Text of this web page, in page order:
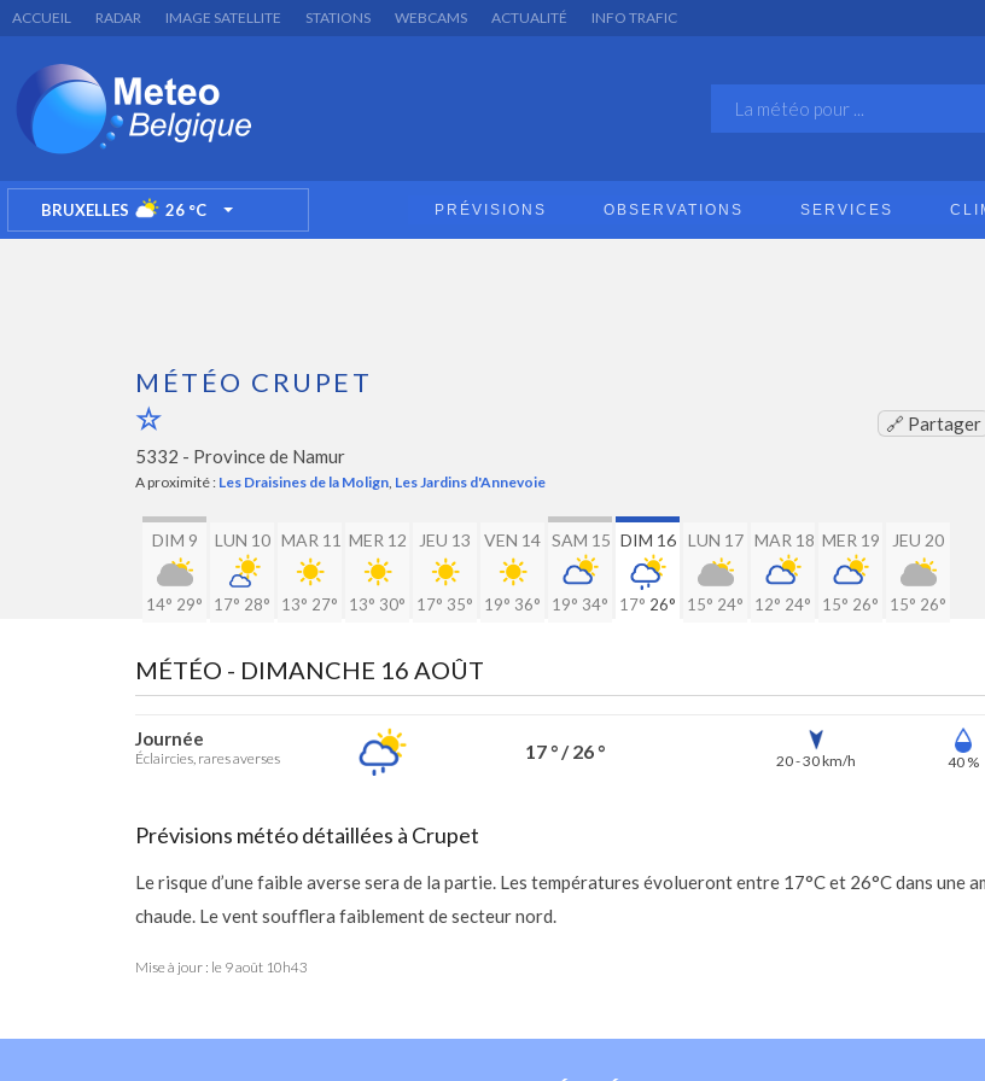
ACCUEIL RADAR IMAGE SATELLITE STATIONS WEBCAMS ACTUALITÉ INFO TRAFIC
BRUXELLES 26°C TOGGLE DROPDOWN PRÉVISIONS OBSERVATIONS SERVICES
MÉTÉO CRUPET
🔗 Partager
5332 - Province de Namur
A proximité : Les Draisines de la Molign, Les Jardins d'Annevoie
DIM 9
14° 29°
LUN 10
17° 28°
MAR 11
13° 27°
MER 12
13° 30°
JEU 13
17° 35°
VEN 14
19° 36°
SAM 15
19° 34°
DIM 16
17° 26°
LUN 17
15° 24°
MAR 18
12° 24°
MER 19
15° 26°
JEU 20
15° 26°
MÉTÉO - DIMANCHE 16 AOÛT
Journée
Éclaircies, rares averses 17 ° / 26 ° 20 - 30 km/h 40 %
Prévisions météo détaillées à Crupet
Le risque d’une faible averse sera de la partie. Les températures évolueront entre 17°C et 26°C dans une
chaude. Le vent soufflera faiblement de secteur nord.
Mise à jour : le 9 août 10h43